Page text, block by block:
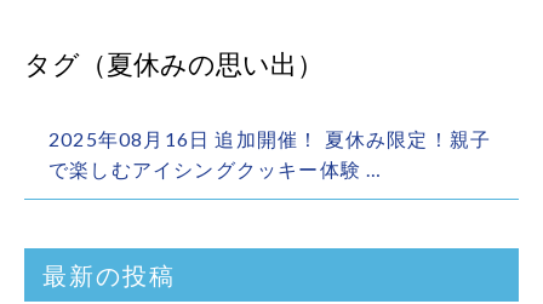
タグ（夏休みの思い出）
2025年08月16日 追加開催！ 夏休み限定！親子
で楽しむアイシングクッキー体験 …
最新の投稿